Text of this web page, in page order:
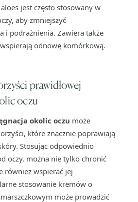
jest często stosowany w
aby zmniejszyć
i podrażnienia. Zawiera także
odnowę komórkową.
prawidłowej
oczu
okolic oczu może
które znacznie poprawiają
Stosując odpowiednio
oczy, można nie tylko chronić
również wspierać jej
stosowanie kremów o
może prowadzić